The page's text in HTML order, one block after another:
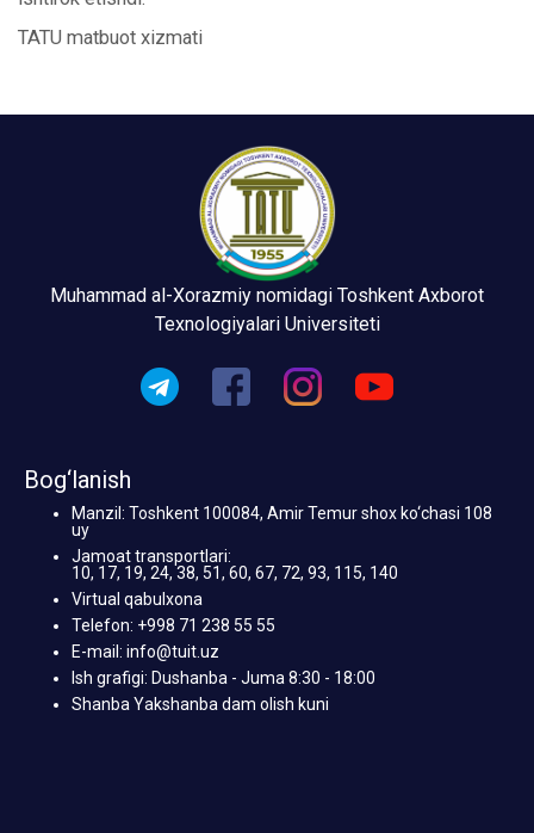
TATU matbuot xizmati
Muhammad al-Xorazmiy nomidagi Toshkent Axborot
Texnologiyalari Universiteti
Bog‘lanish
Manzil: Toshkent 100084, Amir Temur shox ko‘chasi 108
uy
Jamoat transportlari:
10, 17, 19, 24, 38, 51, 60, 67, 72, 93, 115, 140
Virtual qabulxona
Telefon: +998 71 238 55 55
E-mail: info@tuit.uz
Ish grafigi: Dushanba - Juma 8:30 - 18:00
Shanba Yakshanba dam olish kuni